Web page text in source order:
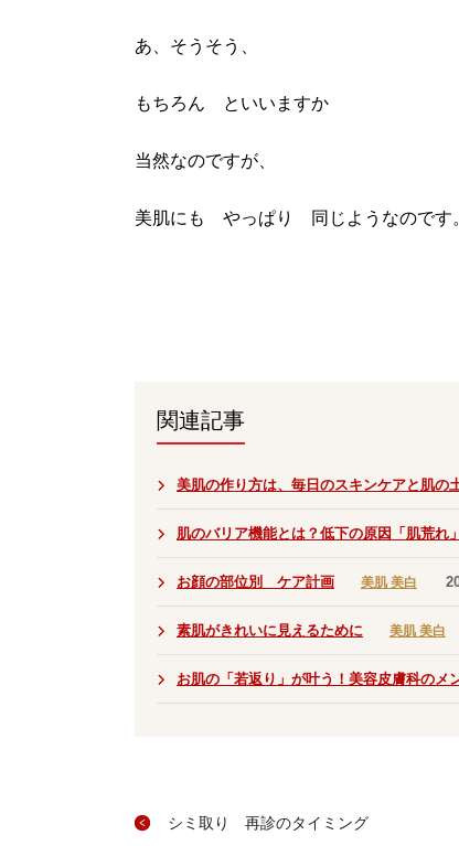
あ、そうそう、
もちろん といいますか
当然なのですが、
美肌にも やっぱり 同じようなのです
関連記事
美肌の作り方は、毎日のスキンケアと肌の
肌のバリア機能とは？低下の原因「肌荒れ
お顔の部位別 ケア計画 美肌 美白
素肌がきれいに見えるために 美肌 美白
お肌の「若返り」が叶う！美容皮膚科のメ
シミ取り 再診のタイミング